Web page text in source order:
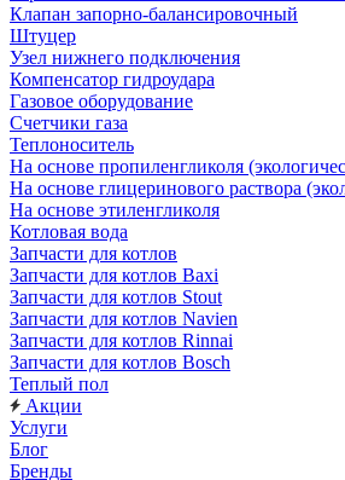
Клапан запорно-балансировочный
Штуцер
Узел нижнего подключения
Компенсатор гидроудара
Газовое оборудование
Счетчики газа
Теплоноситель
На основе пропиленгликоля
На основе глицеринового раствора
На основе этиленгликоля
Котловая вода
Запчасти для котлов
Запчасти для котлов Baxi
Запчасти для котлов Stout
Запчасти для котлов Navien
Запчасти для котлов Rinnai
Запчасти для котлов Bosch
Теплый пол
Акции
Услуги
Блог
Бренды